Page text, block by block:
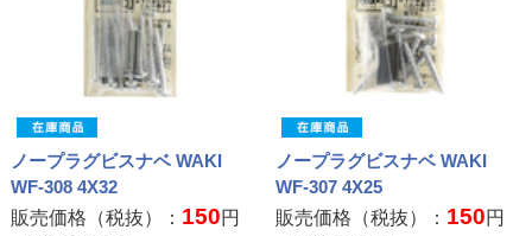
ノープラグビスナベ WAKI
WF-308 4X32
販売価格（税抜）： 150円
ノープラグビスナベ WAKI
WF-307 4X25
販売価格（税抜）： 150円